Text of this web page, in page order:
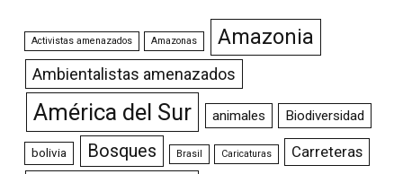
Activistas amenazados Amazonas Amazonia
Ambientalistas amenazados
América del Sur animales Biodiversidad
bolivia Bosques Brasil Caricaturas Carreteras